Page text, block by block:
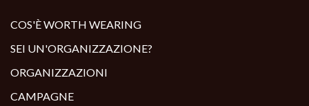
COS'È WORTH WEARING
SEI UN'ORGANIZZAZIONE?
ORGANIZZAZIONI
CAMPAGNE